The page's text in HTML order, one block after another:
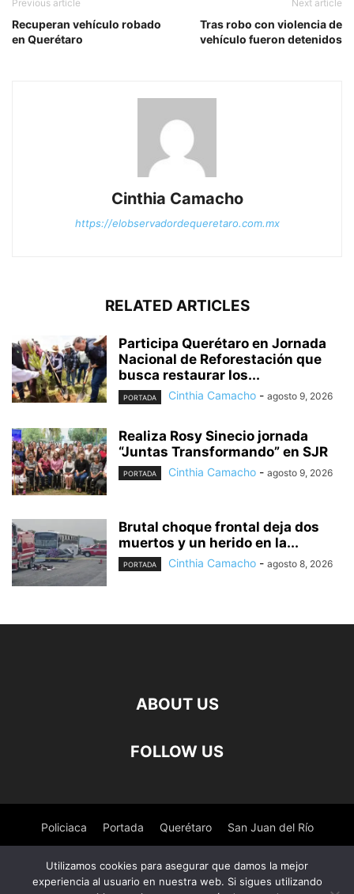
Previous article
Recuperan vehículo robado
en Querétaro
Next article
Tras robo con violencia de
vehículo fueron detenidos
Cinthia Camacho
https://elobservadordequeretaro.com.mx
RELATED ARTICLES
Participa Querétaro en Jornada
Nacional de Reforestación que
busca restaurar los...
PORTADA Cinthia Camacho - agosto 9, 2026
Realiza Rosy Sinecio jornada
“Juntas Transformando” en SJR
PORTADA Cinthia Camacho - agosto 9, 2026
Brutal choque frontal deja dos
muertos y un herido en la...
PORTADA Cinthia Camacho - agosto 8, 2026
ABOUT US
FOLLOW US
Policiaca Portada Querétaro San Juan del Río
Nacional Salud
Utilizamos cookies para asegurar que damos la mejor
experiencia al usuario en nuestra web. Si sigues utilizando